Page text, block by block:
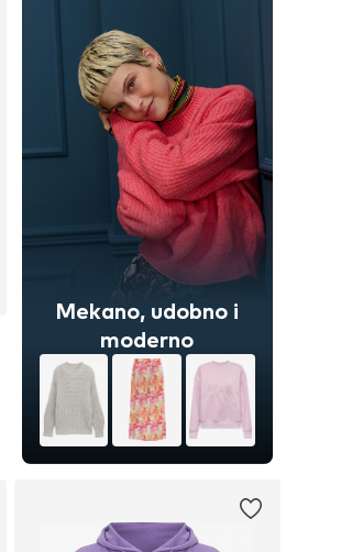
Mekano, udobno i
moderno